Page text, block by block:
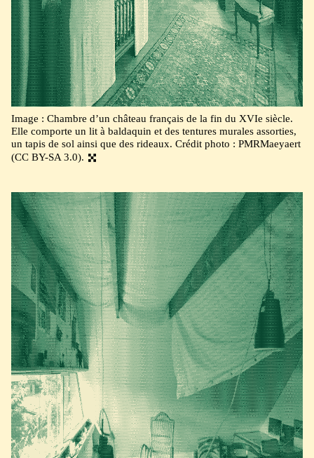
Image : Chambre d’un château français de la fin du XVIe siècle.
Elle comporte un lit à baldaquin et des tentures murales assorties,
un tapis de sol ainsi que des rideaux. Crédit photo : PMRMaeyaert
(CC BY-SA 3.0).